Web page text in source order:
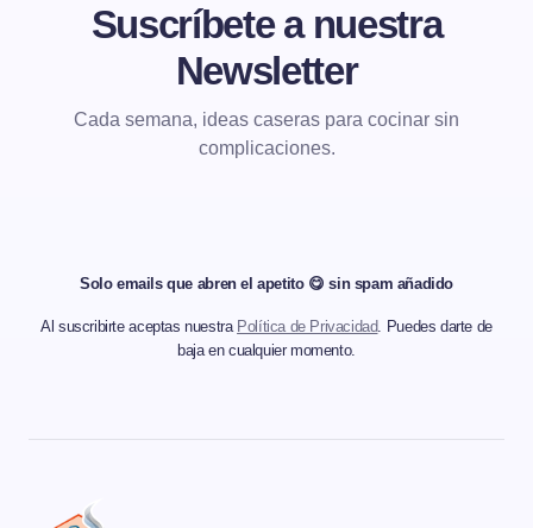
Suscríbete a nuestra
Newsletter
Cada semana, ideas caseras para cocinar sin
complicaciones.
Solo emails que abren el apetito 😋 sin spam añadido
Al suscribirte aceptas nuestra Política de Privacidad. Puedes darte de
baja en cualquier momento.